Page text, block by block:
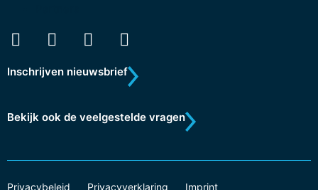
Inschrijven nieuwsbrief
Bekijk ook de veelgestelde vragen
Privacybeleid Privacyverklaring Imprint